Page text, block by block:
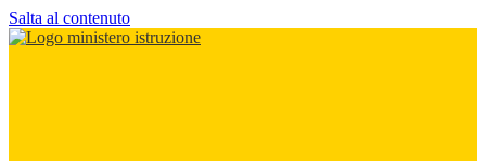
Salta al contenuto